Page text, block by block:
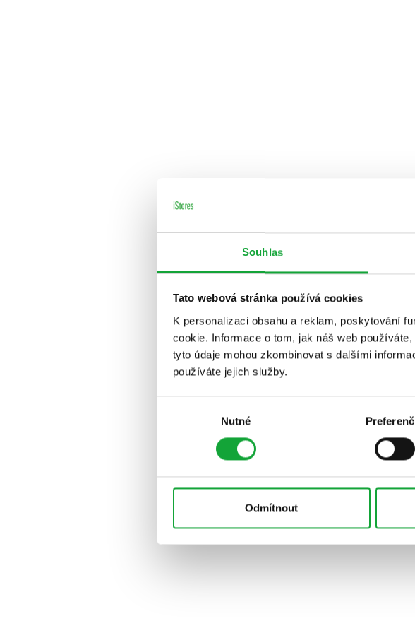
Souhlas
Tato webová stránka používá cookies
K personalizaci obsahu a reklam, poskytování
cookie. Informace o tom, jak náš web
tyto údaje mohou zkombinovat s dalšími
používáte jejich služby.
Nutné
Odmítnout